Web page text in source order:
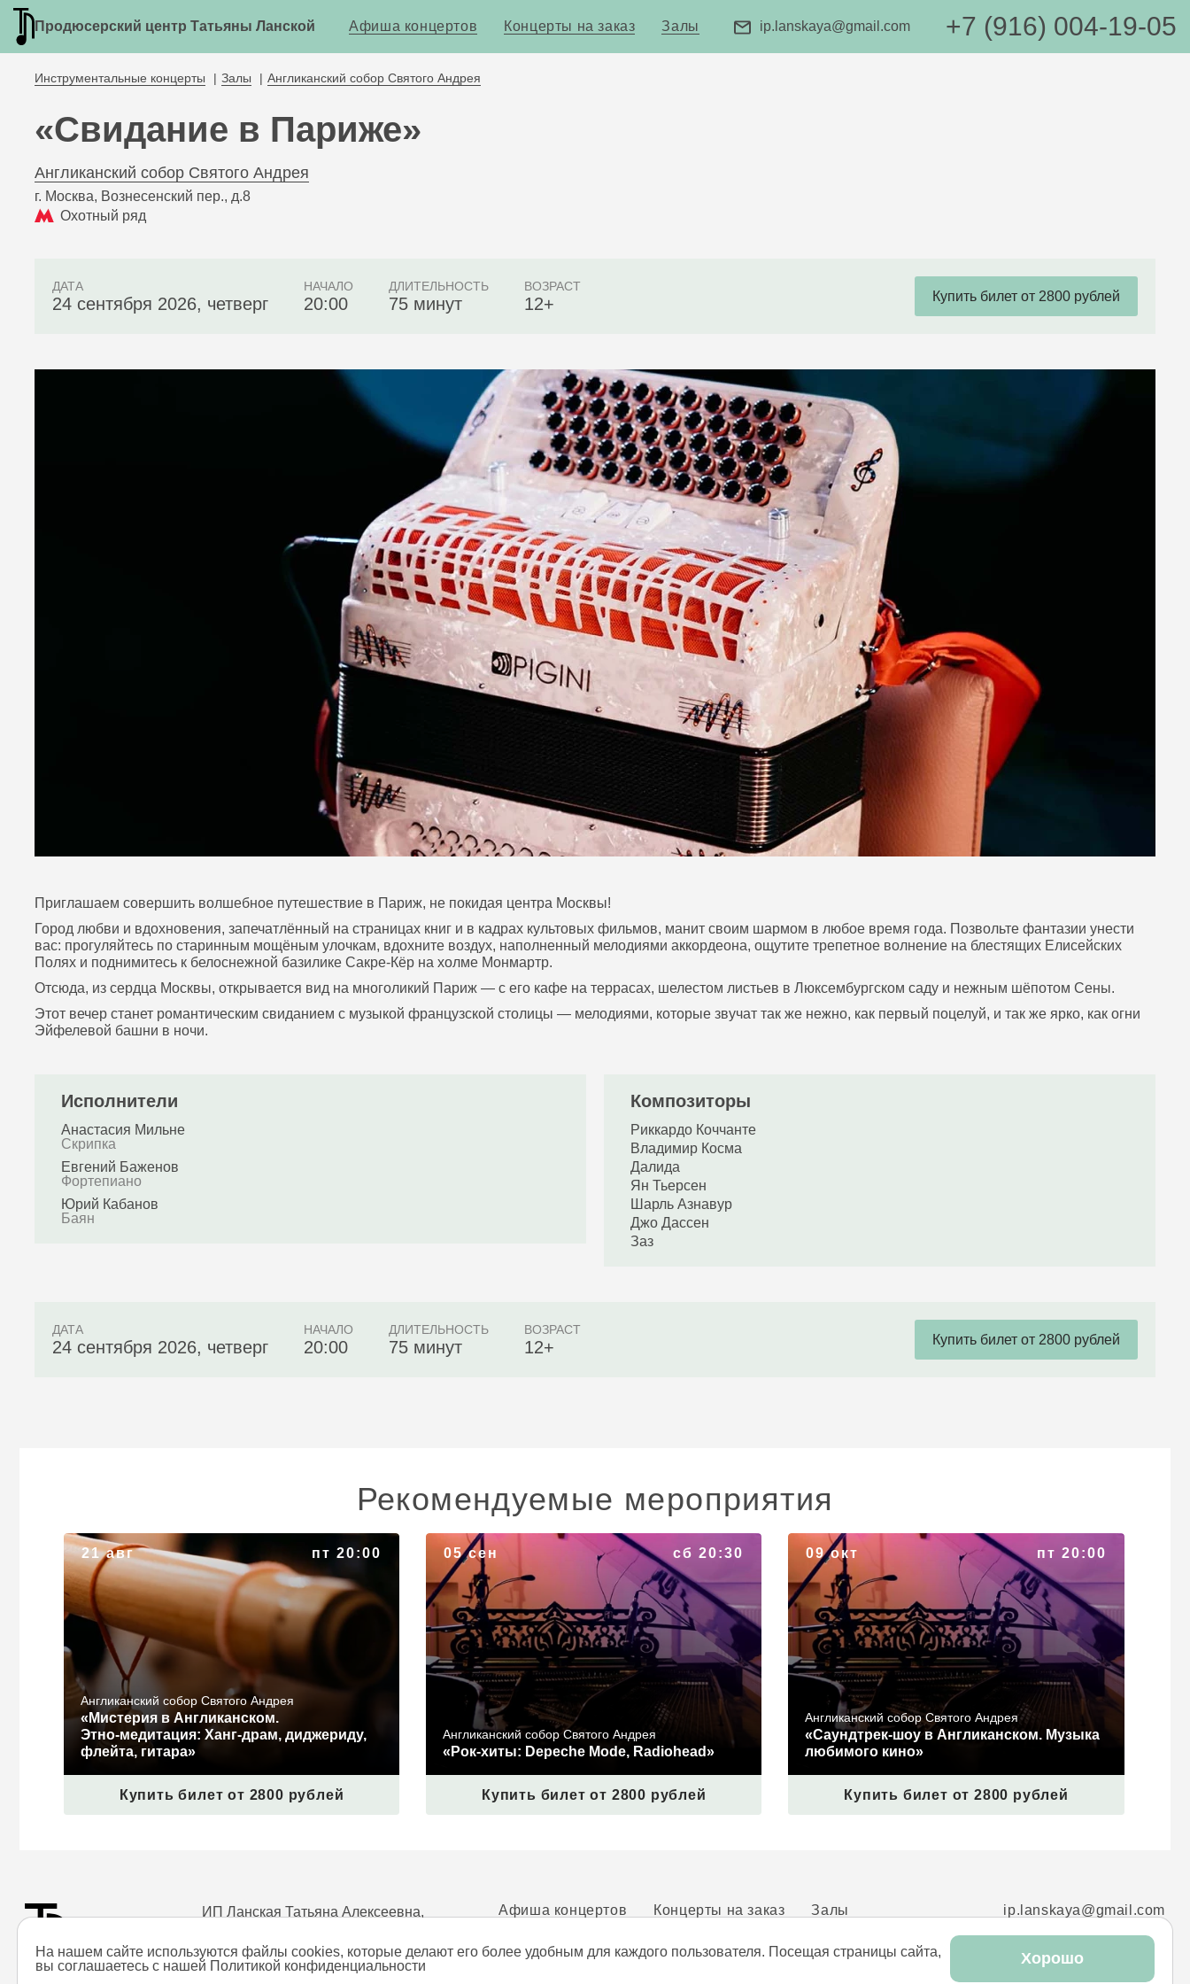
Продюсерский центр Татьяны Ланской Афиша концертов Концерты на заказ Залы ip.lanskaya@gmail.com +7 (916) 004-19-05
Инструментальные концерты Залы Англиканский собор Святого Андрея
«Свидание в Париже»
Англиканский собор Святого Андрея
г. Москва, Вознесенский пер., д.8
Охотный ряд
ДАТА
24 сентября 2026, четверг
НАЧАЛО
20:00
ДЛИТЕЛЬНОСТЬ
75 минут
ВОЗРАСТ
12+ Купить билет от 2800 рублей
Приглашаем совершить волшебное путешествие в Париж, не покидая центра Москвы!
Город любви и вдохновения, запечатлённый на страницах книг и в кадрах культовых фильмов, манит своим шармом в любое время года. Позвольте фантазии унести
вас: прогуляйтесь по старинным мощёным улочкам, вдохните воздух, наполненный мелодиями аккордеона, ощутите трепетное волнение на блестящих Елисейских
Полях и поднимитесь к белоснежной базилике Сакре‑Кёр на холме Монмартр.
Отсюда, из сердца Москвы, открывается вид на многоликий Париж — с его кафе на террасах, шелестом листьев в Люксембургском саду и нежным шёпотом Сены.
Этот вечер станет романтическим свиданием с музыкой французской столицы — мелодиями, которые звучат так же нежно, как первый поцелуй, и так же ярко, как огни
Эйфелевой башни в ночи.
Исполнители
Анастасия Мильне
Скрипка
Евгений Баженов
Фортепиано
Юрий Кабанов
Баян
Композиторы
Риккардо Коччанте
Владимир Косма
Далида
Ян Тьерсен
Шарль Азнавур
Джо Дассен
Заз
ДАТА
24 сентября 2026, четверг
НАЧАЛО
20:00
ДЛИТЕЛЬНОСТЬ
75 минут
ВОЗРАСТ
12+ Купить билет от 2800 рублей
Рекомендуемые мероприятия
Купить билет от 2800 рублей
«Мистерия в Англиканском. Этно‑медитация:
Ханг-драм, диджериду, флейта, гитара»
Англиканский собор Святого Андрея
«Мистерия в Англиканском.
Этно‑медитация: Ханг-драм, диджериду,
флейта, гитара»
21 авг пт 20:00
Купить билет от 2800 рублей
«Рок-хиты: Depeche Mode, Radiohead»
Англиканский собор Святого Андрея
«Рок-хиты: Depeche Mode, Radiohead»
05 сен сб 20:30
Купить билет от 2800 рублей
«Саундтрек-шоу в Англиканском. Музыка
любимого кино»
Англиканский собор Святого Андрея
«Саундтрек-шоу в Англиканском. Музыка
любимого кино»
09 окт пт 20:00
ИП Ланская Татьяна Алексеевна,
Все права защищены
Афиша концертов Концерты на заказ Залы ip.lanskaya@gmail.com
+7 (916) 004-19-05
Политика конфиденциальности
На нашем сайте используются файлы cookies, которые делают его более удобным для каждого пользователя. Посещая страницы сайта,
вы соглашаетесь c нашей Политикой конфиденциальности Хорошо